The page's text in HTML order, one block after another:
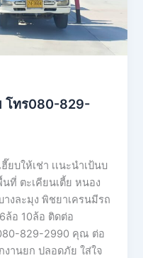
โทร080-829-
บให้เช่า เเนะนำเป้นบ
ที่ ตะเคียนเตี้ย หนอง
างละมุง พิชยาเครนมีรถ
ล้อ 10ล้อ ติดต่อ
829-2990 คุณ ต่อ
านยก ปลอดภัย ใส่ใจ